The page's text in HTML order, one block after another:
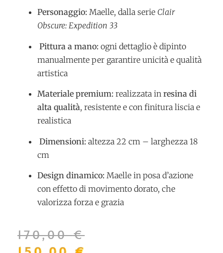
Personaggio: Maelle, dalla serie Clair
Obscure: Expedition 33
Pittura a mano: ogni dettaglio è dipinto
manualmente per garantire unicità e qualità
artistica
Materiale premium: realizzata in resina di
alta qualità, resistente e con finitura liscia e
realistica
Dimensioni: altezza 22 cm – larghezza 18
cm
Design dinamico: Maelle in posa d’azione
con effetto di movimento dorato, che
valorizza forza e grazia
170,00€